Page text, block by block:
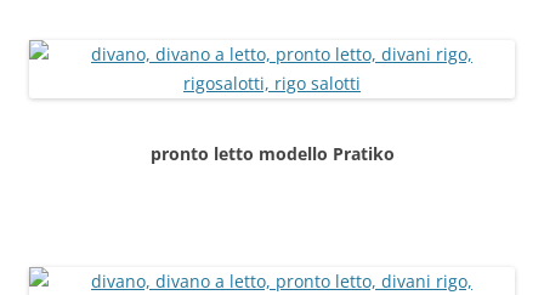
pronto letto modello Pratiko